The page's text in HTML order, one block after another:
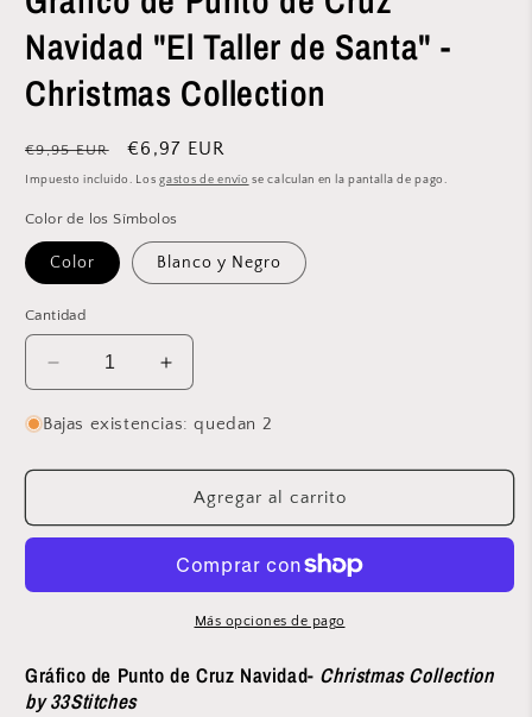
Navidad "El Taller de Santa" -
Christmas Collection
Precio
habitual
€9,95 EUR
Precio
de
€6,97 EUR
Impuesto incluido. Losgastos de envío se calculan en la pantalla de pago.
Color de los Símbolos
Color Blanco y Negro
Cantidad
Reducir
cantidad
para
de
de
&quot;El
Santa&quot;
-
Aumentar
cantidad
para
de
Punto
de
Navidad
&quot;El
Taller
Santa&quot;
Bajas existencias: quedan 2
Agregar al carrito
Más opciones de pago
Gráfico de Punto de Cruz Navidad- Christmas Collection
by 33Stitches